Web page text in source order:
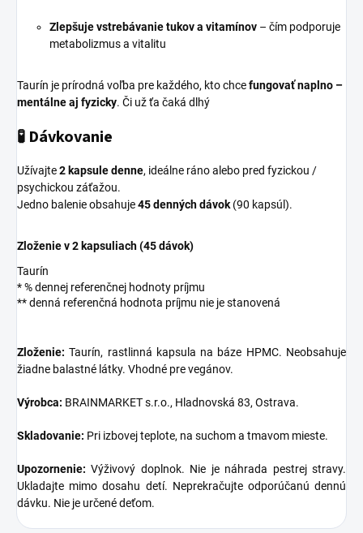
Zlepšuje vstrebávanie tukov a vitamínov – čím podporuje
metabolizmus a vitalitu
Taurín je prírodná voľba pre každého, kto chcefungovať naplno –
mentálne aj fyzicky. Či už ťa čaká dlhý
🧪 Dávkovanie
Užívajte2 kapsule denne, ideálne ráno alebo pred fyzickou /
psychickou záťažou.
Jedno balenie obsahuje45 denných dávok (90 kapsúl).
Zloženie v 2 kapsuliach (45 dávok)
Taurín
* % dennej referenčnej hodnoty príjmu
** denná referenčná hodnota príjmu nie je stanovená
Zloženie: Taurín, rastlinná kapsula na báze HPMC. Neobsahuje
žiadne balastné látky. Vhodné pre vegánov.
Výrobca: BRAINMARKET s.r.o., Hladnovská 83, Ostrava.
Skladovanie: Pri izbovej teplote, na suchom a tmavom mieste.
Upozornenie:Výživový doplnok. Nie je náhrada pestrej stravy.
Ukladajte mimo dosahu detí. Neprekračujte odporúčanú dennú
dávku. Nie je určené deťom.